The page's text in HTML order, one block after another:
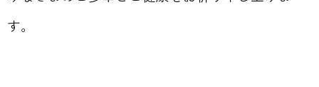
す。